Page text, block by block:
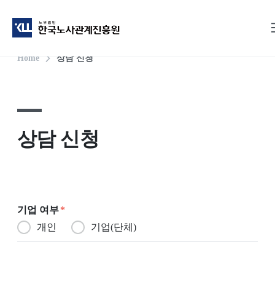
Home 상담 신청
상담 신청
기업 여부*
개인
기업(단체)